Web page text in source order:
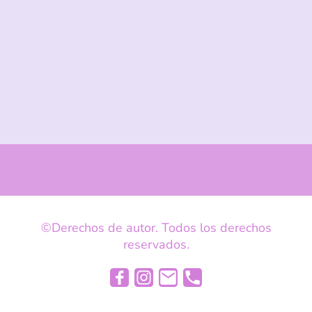
©Derechos de autor. Todos los derechos
reservados.